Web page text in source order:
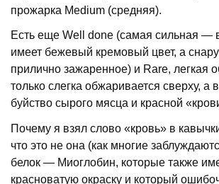
прожарка Medium (средняя).
Есть ещеWell done (самая сильная —
имеет бежевый кремовый цвет, а
прилично зажаренное) и Rare, легкая
только слегка обжаривается сверху, а
буйство сырого мясца и красной
Почему я взял слово «кровь» в
что это не она (как многие
белок — Миоглобин, которые также
красноватую окраску и который